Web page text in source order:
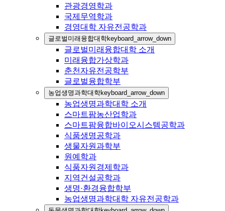
관광경영학과
국제무역학과
경영대학 자유전공학과
글로벌미래융합대학keyboard_arrow_down
글로벌미래융합대학 소개
미래융합가상학과
춘천자유전공학부
글로벌융합학부
농업생명과학대학keyboard_arrow_down
농업생명과학대학 소개
스마트팜농산업학과
스마트팜융합바이오시스템공학과
식품생명공학과
생물자원과학부
원예학과
식품자원경제학과
지역건설공학과
생명·환경융합학부
농업생명과학대학 자유전공학과